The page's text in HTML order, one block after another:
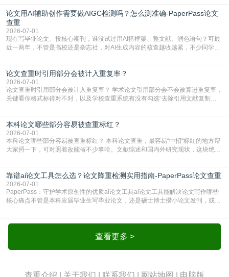
查数值误导。知网（CNKI）是学校定稿检测的绝对主流。本科用PMLC，含大学
生联合比对库，能比历届学长论文，硕博用VIP/TMLC，含学术论文联合比对
库，期刊投稿用AMLMC/SML
论文用AI辅助创作需要做AIGC检测吗？怎么测准确-PaperPass论文
查重
2026-07-01
现在写毕业论文、投核心期刊，谁没试过用AI搭框架、整文献、润色语句？可最
近一两年，不管是高校还是杂志社，对AI生成内容的核查越收越紧，不少同学投
真的太亏。提前做AIGC检测，已经成了很多过来人交稿前必做的一步。为什么
AIGC检测成了论文答辩投稿前的必备项？可能还有不少人觉得，我就用AI搭了个
框架，内容都是自己写的，至于做AIG
论文查重时引用部分会被计入重复率？
2026-07-01
论文查重时引用部分会被计入重复率？ 学术论文引用部分会不会被算进重复率，
关键看你格式标得对不对，以及学校查重系统有没有勾选“去除引用文献复制
独占一行，每条文献用[1][2]方括号编号、与正文一一对应，著录项符合GB/T
7714（作者、题名、刊名、年、卷期、页码齐全，标点用半角）；查重系统识别
成功后通常把这段标为引用，
本科论文哪些部分容易被查重标红？
2026-07-01
本科论文哪些部分容易被查重标红？ 本科论文查重，最容易“中招“标红的地方帮
大家捋一下，可对照着改能省不少事哈。文献综述和国内外研究现状，这块绝对
乎一模一样的话，你要是直接复制百度百科、教材或别人写好的综述段落，系统
一抓一个准，整段飘红。研究背景、意义和方法描述也是不可避免，比如“本文采
用问卷调查法““运用SPSS软件进行数据分
靠谱ai论文工具怎么选？论文降重检测实用指南-PaperPass论文查重
2026-07-01
PaperPass：守护学术原创性的优质ai论文工具ai论文工具能解决论文写作哪些
核心痛点不管是本科应届毕业生写毕业论文，还是硕士博士攒小论文发刊，或是
自己逐句读逐句改，熬好几个大夜不说，还经常改不到点上，交上去才发现重复
率超标，再返工太折腾。现在有了成熟的ai论文工具，这些痛点基本都能高效解
决。靠谱的ai论文工具，不止能帮你梳查看更多 >